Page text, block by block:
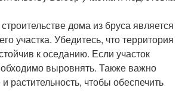
дома из бруса является
участка. Убедитесь, что территория
к оседанию. Если участок
выровнять. Также важно
растительность, чтобы обеспечить